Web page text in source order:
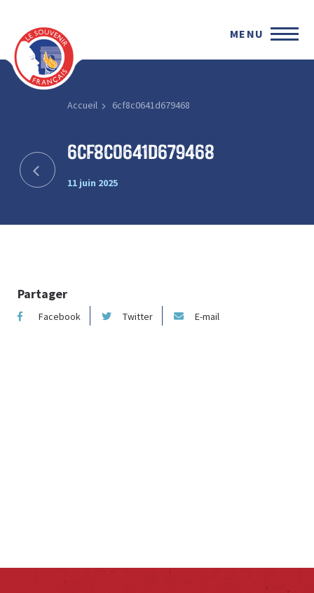
MENU
Accueil 6cf8c0641d679468
6cf8c0641d679468
11 juin 2025
Partager
Facebook Twitter E-mail